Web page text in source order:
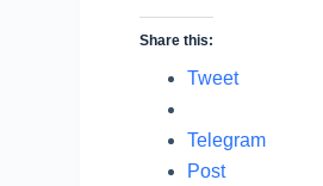
Share this:
Tweet
Telegram
Post